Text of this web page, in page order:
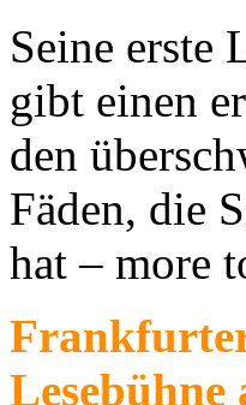
Seine erste
gibt einen
den
Fäden, die
hat – more
Lesebühne